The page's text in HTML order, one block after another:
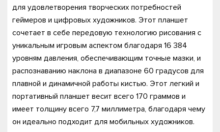
для удовлетворения творческих потребностей
геймеров и цифровых художников. Этот планшет
сочетает в себе передовую технологию рисования с
уникальным игровым аспектом благодаря 16 384
уровням давления, обеспечивающим точные мазки, и
распознаванию наклона в диапазоне 60 градусов для
плавной и динамичной работы кистью. Этот легкий и
портативный планшет весит всего 170 граммов и
имеет толщину всего 7,7 миллиметра, благодаря чему
он идеально подходит для мобильных художников.